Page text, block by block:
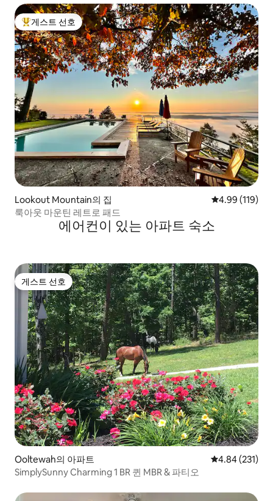
상위 게스트 선호
게스트 선호
Lookout Mountain의 집 평점 4.99점(5
4.99 (119)
룩아웃 마운틴 레트로 패드
에어컨이 있는 아파트 숙소
게스트 선호
게스트 선호
Ooltewah의 아파트 평점 4.84점(5
4.84 (231)
SimplySunny Charming 1 BR 퀸 MBR & 파티오